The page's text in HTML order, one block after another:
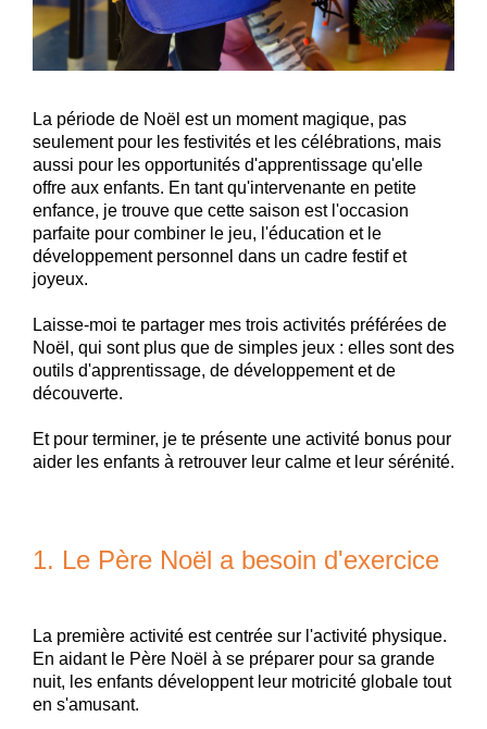
La période de Noël est un moment magique, pas
seulement pour les festivités et les célébrations, mais
aussi pour les opportunités d'apprentissage qu'elle
offre aux enfants. En tant qu'intervenante en petite
enfance, je trouve que cette saison est l'occasion
parfaite pour combiner le jeu, l'éducation et le
développement personnel dans un cadre festif et
joyeux.
Laisse-moi te partager mes trois activités préférées de
Noël, qui sont plus que de simples jeux : elles sont des
outils d'apprentissage, de développement et de
découverte.
Et pour terminer, je te présente une activité bonus pour
aider les enfants à retrouver leur calme et leur sérénité.
1. Le Père Noël a besoin d'exercice
La première activité est centrée sur l'activité physique.
En aidant le Père Noël à se préparer pour sa grande
nuit, les enfants développent leur motricité globale tout
en s'amusant.